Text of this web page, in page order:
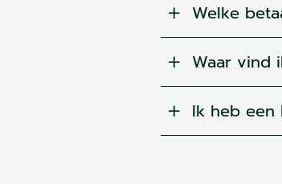
Welke
Waar vind
Ik heb een